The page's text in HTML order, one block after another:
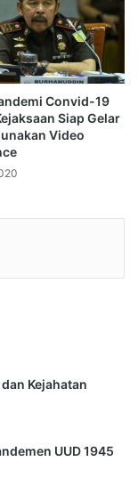
Convid-19
Siap Gelar
Video
Kejahatan
UUD 1945